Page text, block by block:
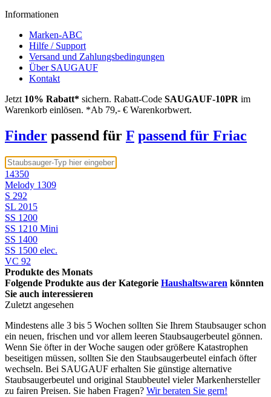
Informationen
Marken-ABC
Hilfe / Support
Versand und Zahlungsbedingungen
Über SAUGAUF
Kontakt
Jetzt 10% Rabatt* sichern. Rabatt-Code SAUGAUF-10PR im
Warenkorb einlösen. *Ab 79,- € Warenkorbwert.
Finder passend für F passend für Friac
14350
Melody 1309
S 292
SL 2015
SS 1200
SS 1210 Mini
SS 1400
SS 1500 elec.
VC 92
Produkte des Monats
Folgende Produkte aus der Kategorie Haushaltswaren könnten
Sie auch interessieren
Zuletzt angesehen
Mindestens alle 3 bis 5 Wochen sollten Sie Ihrem Staubsauger schon
ein neuen, frischen und vor allem leeren Staubsaugerbeutel gönnen.
Wenn Sie öfter in der Woche saugen oder größere Katastrophen
beseitigen müssen, sollten Sie den Staubsaugerbeutel einfach öfter
wechseln. Bei SAUGAUF erhalten Sie günstige alternative
Staubsaugerbeutel und original Staubbeutel vieler Markenhersteller
zu fairen Preisen. Sie haben Fragen? Wir beraten Sie gern!